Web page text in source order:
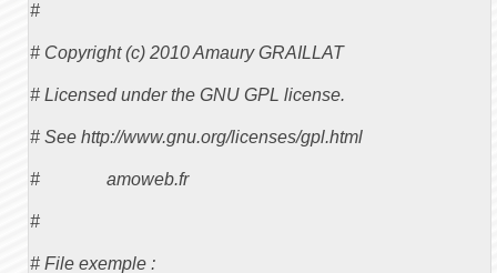
#
# Copyright (c) 2010 Amaury GRAILLAT
# Licensed under the GNU GPL license.
# See http://www.gnu.org/licenses/gpl.html
#               amoweb.fr
#
# File exemple :